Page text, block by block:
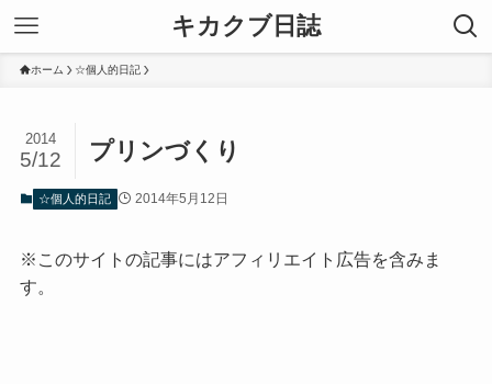
キカクブ日誌
ホーム ☆個人的日記
プリンづくり
2014
5/12
☆個人的日記 2014年5月12日
※このサイトの記事にはアフィリエイト広告を含みま
す。